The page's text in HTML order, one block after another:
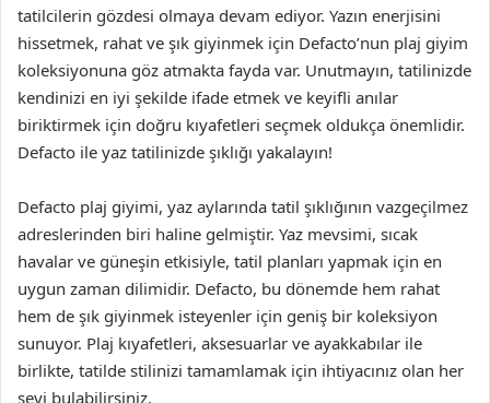
tatilcilerin gözdesi olmaya devam ediyor. Yazın enerjisini
hissetmek, rahat ve şık giyinmek için Defacto’nun plaj giyim
koleksiyonuna göz atmakta fayda var. Unutmayın, tatilinizde
kendinizi en iyi şekilde ifade etmek ve keyifli anılar
biriktirmek için doğru kıyafetleri seçmek oldukça önemlidir.
Defacto ile yaz tatilinizde şıklığı yakalayın!
Defacto plaj giyimi, yaz aylarında tatil şıklığının vazgeçilmez
adreslerinden biri haline gelmiştir. Yaz mevsimi, sıcak
havalar ve güneşin etkisiyle, tatil planları yapmak için en
uygun zaman dilimidir. Defacto, bu dönemde hem rahat
hem de şık giyinmek isteyenler için geniş bir koleksiyon
sunuyor. Plaj kıyafetleri, aksesuarlar ve ayakkabılar ile
birlikte, tatilde stilinizi tamamlamak için ihtiyacınız olan her
şeyi bulabilirsiniz.